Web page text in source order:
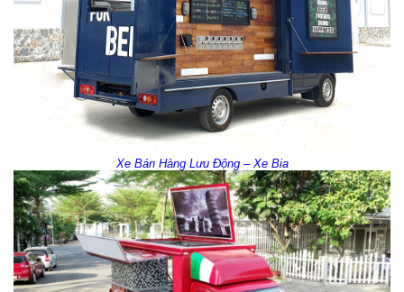
Xe Bán Hàng Lưu Động – Xe Bia